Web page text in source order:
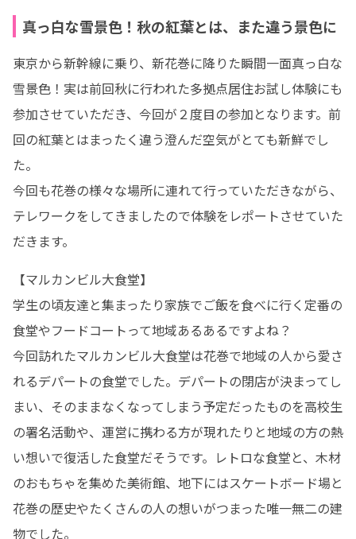
真っ白な雪景色！秋の紅葉とは、また違う景色に
東京から新幹線に乗り、新花巻に降りた瞬間一面真っ白な
雪景色！実は前回秋に行われた多拠点居住お試し体験にも
参加させていただき、今回が２度目の参加となります。前
回の紅葉とはまったく違う澄んだ空気がとても新鮮でし
た。
今回も花巻の様々な場所に連れて行っていただきながら、
テレワークをしてきましたので体験をレポートさせていた
だきます。
【マルカンビル大食堂】
学生の頃友達と集まったり家族でご飯を食べに行く定番の
食堂やフードコートって地域あるあるですよね？
今回訪れたマルカンビル大食堂は花巻で地域の人から愛さ
れるデパートの食堂でした。デパートの閉店が決まってし
まい、そのままなくなってしまう予定だったものを高校生
の署名活動や、運営に携わる方が現れたりと地域の方の熱
い想いで復活した食堂だそうです。レトロな食堂と、木材
のおもちゃを集めた美術館、地下にはスケートボード場と
花巻の歴史やたくさんの人の想いがつまった唯一無二の建
物でした。